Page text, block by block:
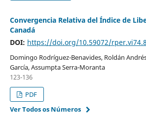
Convergencia Relativa del Índice de
Canadá
DOI: https://doi.org/10.59072/
Domingo Rodríguez-Benavides, Roldán
García, Assumpta Serra-Moranta
123-136
PDF
Ver Todos os Números